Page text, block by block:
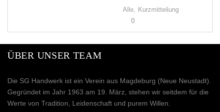
Alle,
Kurzmitteilung
0
ÜBER UNSER TEAM
Die SG Handwerk ist ein Verein aus Magdeburg (Neue Neustadt).
Gegründet im Jahr 1963 am 19. März, stehen wir seitdem für die
Werte von Tradition, Leidenschaft und purem Willen.